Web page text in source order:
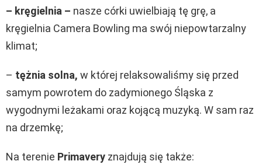
– kręgielnia – nasze córki uwielbiają tę grę, a
kręgielnia Camera Bowling ma swój niepowtarzalny
klimat;
– tężnia solna, w której relaksowaliśmy się przed
samym powrotem do zadymionego Śląska z
wygodnymi leżakami oraz kojącą muzyką. W sam raz
na drzemkę;
Na terenie Primavery znajdują się także: